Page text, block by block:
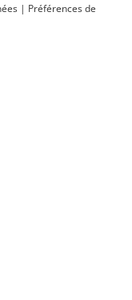
| Préférences de